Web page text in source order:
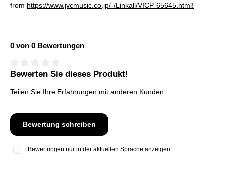
from https://www.jvcmusic.co.jp/-/Linkall/VICP-65645.html!
0 von 0 Bewertungen
Durchschnittliche Bewertung von 0 von 5 Sternen
Bewerten Sie dieses Produkt!
Teilen Sie Ihre Erfahrungen mit anderen Kunden.
Bewertung schreiben
Bewertungen nur in der aktuellen Sprache anzeigen.